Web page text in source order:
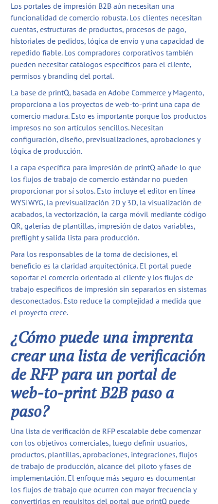
Los portales de impresión B2B aún necesitan una
funcionalidad de comercio robusta. Los clientes necesitan
cuentas, estructuras de productos, procesos de pago,
historiales de pedidos, lógica de envío y una capacidad de
repedido fiable. Los compradores corporativos también
pueden necesitar catálogos específicos para el cliente,
permisos y branding del portal.
La base de printQ, basada en Adobe Commerce y Magento,
proporciona a los proyectos de web-to-print una capa de
comercio madura. Esto es importante porque los productos
impresos no son artículos sencillos. Necesitan
configuración, diseño, previsualizaciones, aprobaciones y
lógica de producción.
La capa específica para impresión de printQ añade lo que
los flujos de trabajo de comercio estándar no pueden
proporcionar por sí solos. Esto incluye el editor en línea
WYSIWYG, la previsualización 2D y 3D, la visualización de
acabados, la vectorización, la carga móvil mediante código
QR, galerías de plantillas, impresión de datos variables,
preflight y salida lista para producción.
Para los responsables de la toma de decisiones, el
beneficio es la claridad arquitectónica. El portal puede
soportar el comercio orientado al cliente y los flujos de
trabajo específicos de impresión sin separarlos en sistemas
desconectados. Esto reduce la complejidad a medida que
el proyecto crece.
¿Cómo puede una imprenta
crear una lista de verificación
de RFP para un portal de
web-to-print B2B paso a
paso?
Una lista de verificación de RFP escalable debe comenzar
con los objetivos comerciales, luego definir usuarios,
productos, plantillas, aprobaciones, integraciones, flujos
de trabajo de producción, alcance del piloto y fases de
implementación. El enfoque más seguro es documentar
los flujos de trabajo que ocurren con mayor frecuencia y
convertirlos en requisitos del portal que printQ puede